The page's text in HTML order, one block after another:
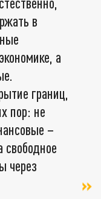
в
а
границ,
пор: не
–
свободное
через